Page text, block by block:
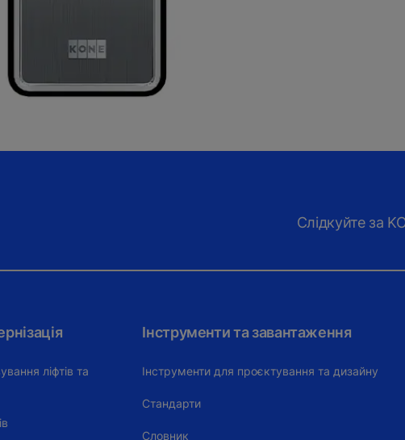
Слідкуйте за
ліфтів та
Інструменти та завантаження
Інструменти для проєктування та дизайну
Стандарти
Словник